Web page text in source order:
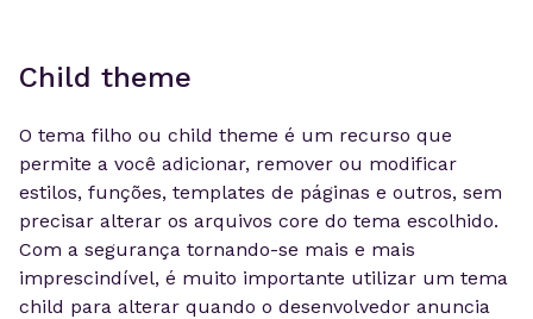
Child theme
O tema filho ou child theme é um recurso que
permite a você adicionar, remover ou modificar
estilos, funções, templates de páginas e outros, sem
precisar alterar os arquivos core do tema escolhido.
Com a segurança tornando-se mais e mais
imprescindível, é muito importante utilizar um tema
child para alterar quando o desenvolvedor anuncia